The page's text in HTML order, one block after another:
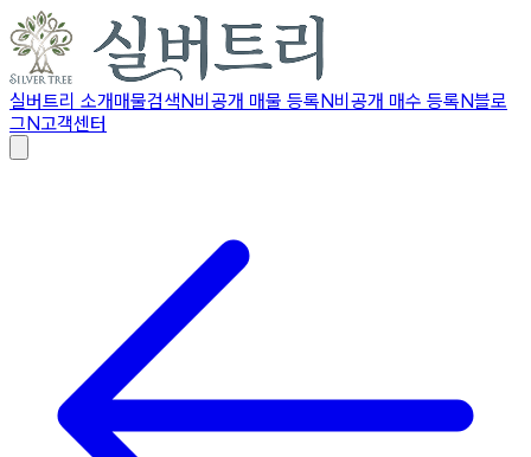
실버트리 소개매물검색N비공개 매물 등록N비공개 매수 등록N블로
그N고객센터